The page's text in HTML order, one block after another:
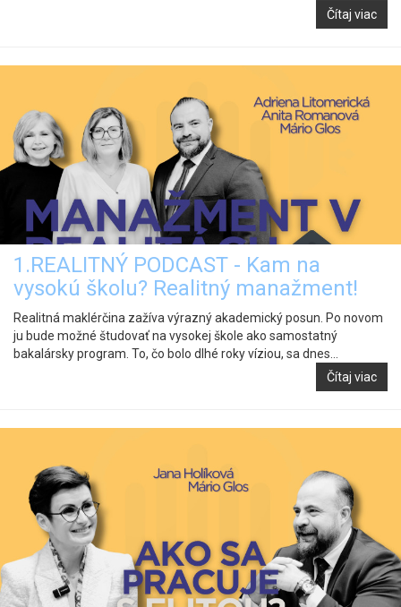
Čítaj viac
1.REALITNÝ PODCAST - Kam na
vysokú školu? Realitný manažment!
Realitná maklérčina zažíva výrazný akademický posun. Po novom
ju bude možné študovať na vysokej škole ako samostatný
bakalársky program. To, čo bolo dlhé roky víziou, sa dnes...
Čítaj viac